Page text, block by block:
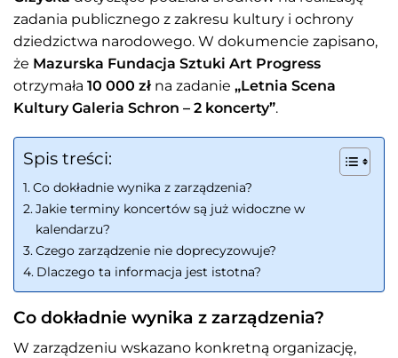
zadania publicznego z zakresu kultury i ochrony
dziedzictwa narodowego. W dokumencie zapisano,
że Mazurska Fundacja Sztuki Art Progress
otrzymała 10 000 zł na zadanie „Letnia Scena
Kultury Galeria Schron – 2 koncerty”.
Spis treści:
Co dokładnie wynika z zarządzenia?
Jakie terminy koncertów są już widoczne w
kalendarzu?
Czego zarządzenie nie doprecyzowuje?
Dlaczego ta informacja jest istotna?
Co dokładnie wynika z zarządzenia?
W zarządzeniu wskazano konkretną organizację,